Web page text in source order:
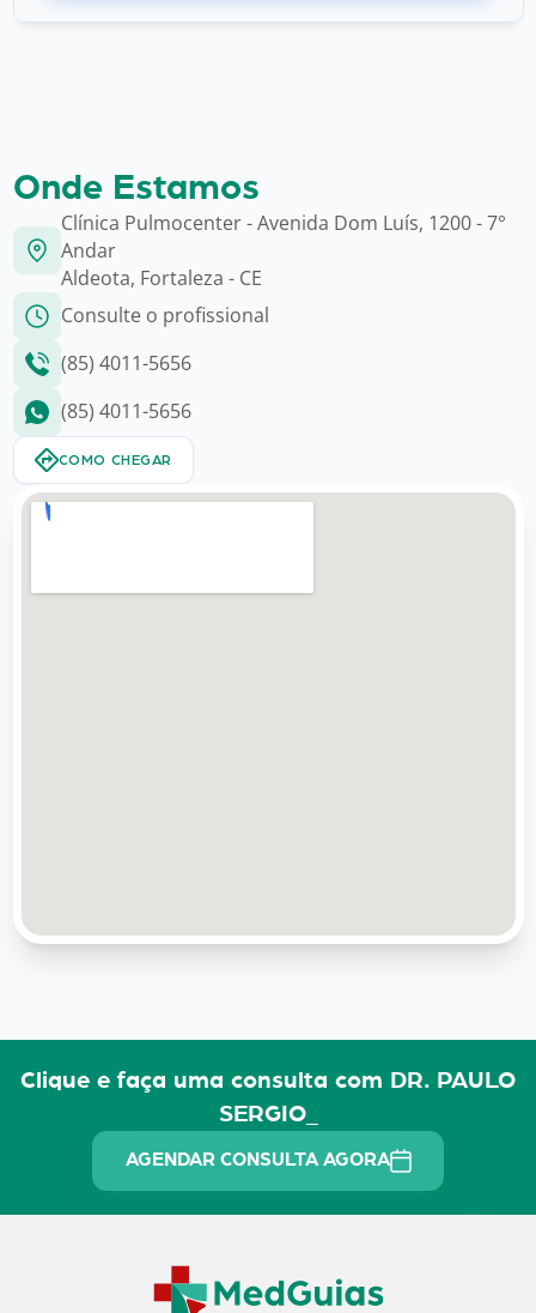
Onde Estamos
Clínica Pulmocenter - Avenida Dom Luís, 1200 - 7°
Andar
Aldeota, Fortaleza - CE
Consulte o profissional
(85) 4011-5656
(85) 4011-5656
COMO CHEGAR
Clique e faça uma consulta com DR. PAULO
SERGIO_
AGENDAR CONSULTA AGORA